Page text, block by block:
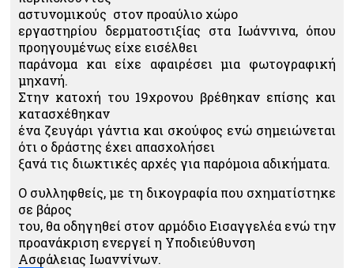
αστυνομικούς στον προαύλιο χώρο
εργαστηρίου δερματοστιξίας στα Ιωάννινα, όπου
προηγουμένως είχε εισέλθει
παράνομα και είχε αφαιρέσει μια φωτογραφική
μηχανή.
Στην κατοχή του 19χρονου βρέθηκαν επίσης και
κατασχέθηκαν
ένα ζευγάρι γάντια και σκούφος ενώ σημειώνεται
ότι ο δράστης έχει απασχολήσει
ξανά τις διωκτικές αρχές για παρόμοια αδικήματα.
Ο συλληφθείς, με τη δικογραφία που σχηματίστηκε
σε βάρος
του, θα οδηγηθεί στον αρμόδιο Εισαγγελέα ενώ την
προανάκριση ενεργεί η Υποδιεύθυνση
Ασφάλειας Ιωαννίνων.